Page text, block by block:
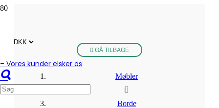
– Vores kunder elsker os
GÅ TILBAGE
Møbler
Borde